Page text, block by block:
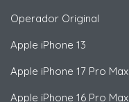
Operador Original
Apple iPhone 13
Apple iPhone 17 Pro Max
Apple iPhone 16 Pro Max